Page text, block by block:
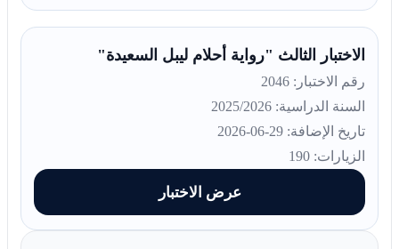
الاختبار الثالث "رواية أحلام ليبل السعيدة"
رقم الاختبار: 2046
السنة الدراسية: 2025/2026
تاريخ الإضافة: 29-06-2026
الزيارات: 190
عرض الاختبار